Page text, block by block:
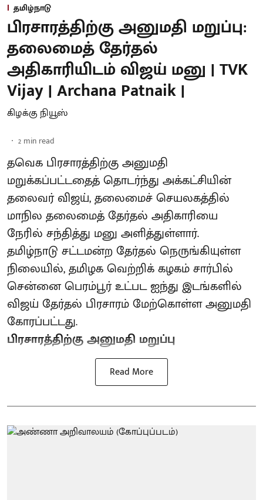
தமிழ்நாடு
பிரசாரத்திற்கு அனுமதி மறுப்பு:
தலைமைத் தேர்தல்
அதிகாரியிடம் விஜய் மனு | TVK
Vijay | Archana Patnaik |
கிழக்கு நியூஸ்
2 min read
தவெக பிரசாரத்திற்கு அனுமதி
மறுக்கப்பட்டதைத் தொடர்ந்து அக்கட்சியின்
தலைவர் விஜய், தலைமைச் செயலகத்தில்
மாநில தலைமைத் தேர்தல் அதிகாரியை
நேரில் சந்தித்து மனு அளித்துள்ளார்.
தமிழ்நாடு சட்டமன்ற தேர்தல் நெருங்கியுள்ள
நிலையில், தமிழக வெற்றிக் கழகம் சார்பில்
சென்னை பெரம்பூர் உட்பட ஐந்து இடங்களில்
விஜய் தேர்தல் பிரசாரம் மேற்கொள்ள அனுமதி
கோரப்பட்டது.
பிரசாரத்திற்கு அனுமதி மறுப்பு
Read More